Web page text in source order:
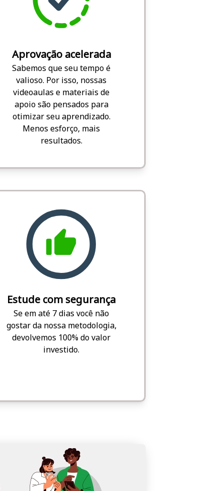
Aprovação acelerada
Sabemos que seu tempo é
valioso. Por isso, nossas
videoaulas e materiais de
apoio são pensados para
otimizar seu aprendizado.
Menos esforço, mais
resultados.
Estude com segurança
Se em até 7 dias você não
gostar da nossa metodologia,
devolvemos 100% do valor
investido.